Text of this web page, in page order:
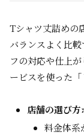
Tシャツ丈詰めの
バランスよく比
フの対応や仕上
ービスを使った「
店舗の選び方
料金体系